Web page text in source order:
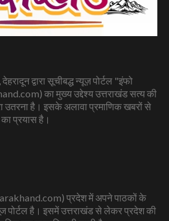
द्वारा सूचीबद्ध न्यूज़ पोर्टल "इंफो
का मुख्य उद्देश्य उत्तराखंड सत्य की
उतरना है। इसके अलावा प्रमाणिक खबरों से
प्रयास है।
प्रदेश में अपने पाठकों के
पोर्टल है। इसमें उत्तराखंड से लेकर प्रदेश की